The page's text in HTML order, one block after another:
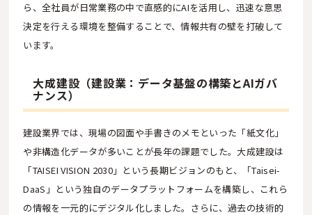
ら、全社員が日常業務の中で直感的にAIを活用し、迅速な意思
決定を行える環境を整備することで、情報共有の壁を打破して
います。
大成建設（建設業：データ基盤の構築とAIガバ
ナンス）
建設業界では、現場の図面や手書きのメモといった「紙文化」
や非構造化データが多いことが長年の課題でした。大成建設は
「TAISEI VISION 2030」という長期ビジョンのもと、「Taisei-
DaaS」という独自のデータプラットフォームを構築し、これら
の情報を一元的にデジタル化しました。さらに、過去の技術的